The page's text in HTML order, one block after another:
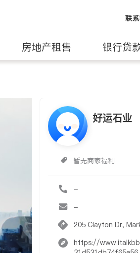
联
房地产租售 银行贷
好运石业
暂无商家福利
-
-
205 Clayton Dr,
https://